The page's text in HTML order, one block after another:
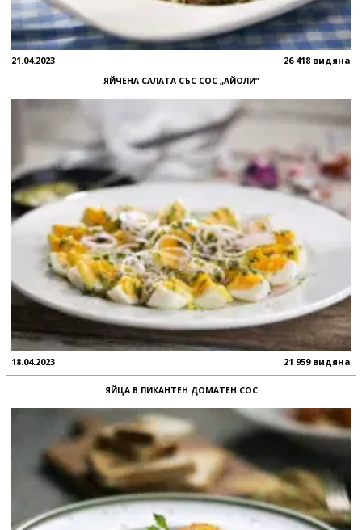
21.04.2023 26 418 видяна
ЯЙЧЕНА САЛАТА СЪС СОС „АЙОЛИ“
18.04.2023 21 959 видяна
ЯЙЦА В ПИКАНТЕН ДОМАТЕН СОС